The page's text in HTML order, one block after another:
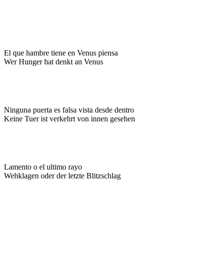
El que hambre tiene en Venus piensa
Wer Hunger hat denkt an Venus
Ninguna puerta es falsa vista desde dentro
Keine Tuer ist verkehrt von innen gesehen
Lamento o el ultimo rayo
Wehklagen oder der letzte Blitzschlag